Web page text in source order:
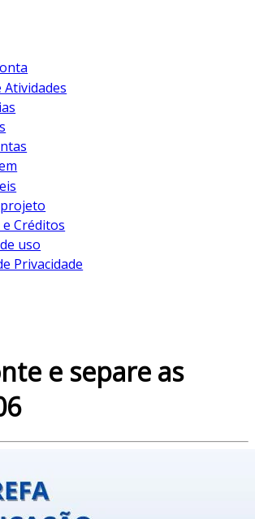
Atividades
e Créditos
uso
Privacidade
e separe as